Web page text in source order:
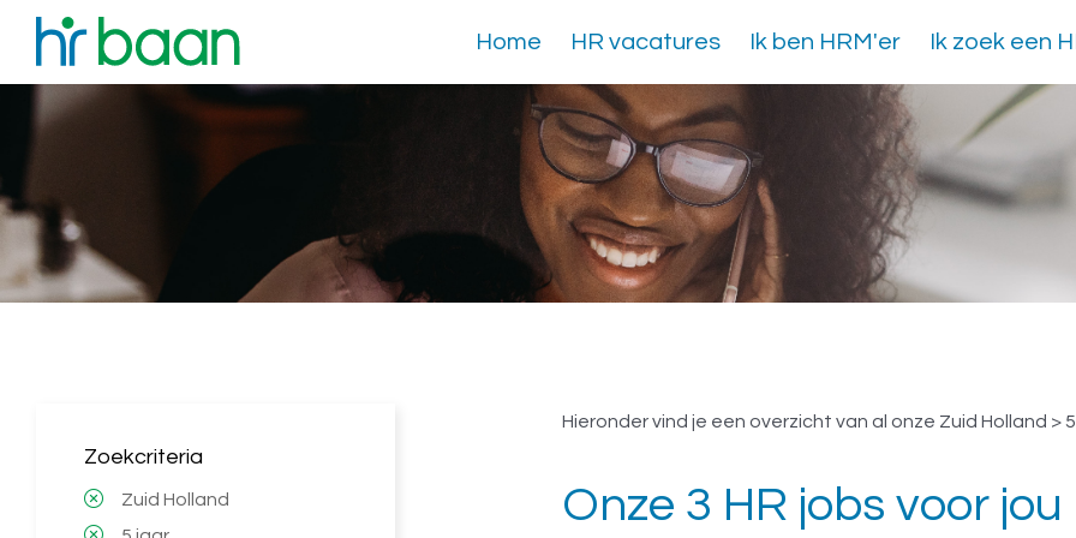
Home HR vacatures Ik ben HRM'er Ik zoek een
Zoekcriteria
Zuid Holland
Vacatures Zuid Holland
Hieronder vind je een overzicht van al onze Zuid Holland >
Onze 3 HR jobs voor jou